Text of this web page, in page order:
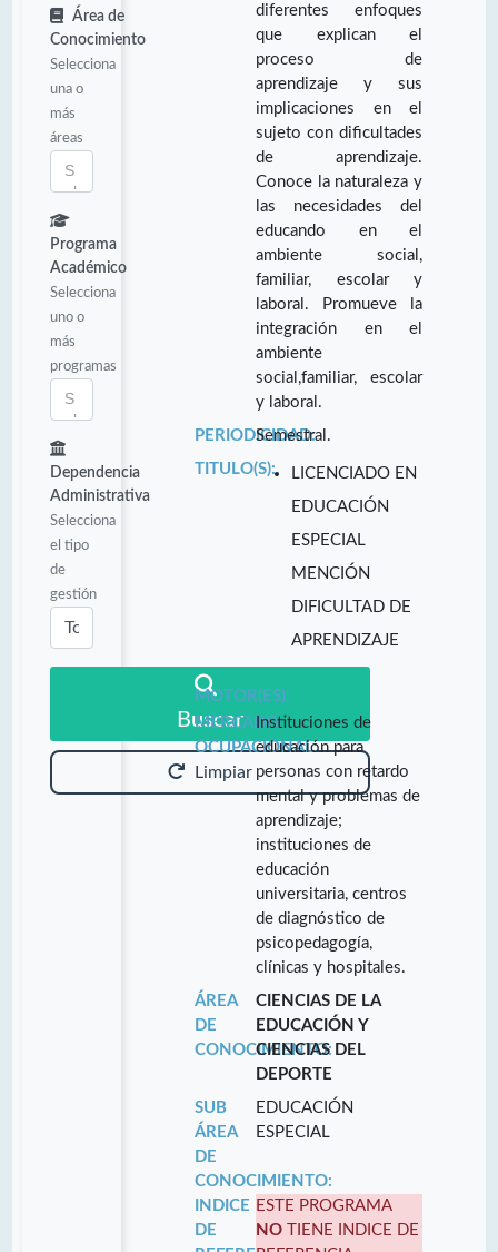
Área de
Conocimiento
Selecciona
una o
más
áreas
Programa
Académico
Selecciona
uno o
más
programas
Dependencia
Administrativa
Selecciona
el tipo
de
gestión
Buscar
Limpiar
diferentes enfoques
que explican el
proceso de
aprendizaje y sus
implicaciones en el
sujeto con dificultades
de aprendizaje.
Conoce la naturaleza y
las necesidades del
educando en el
ambiente social,
familiar, escolar y
laboral. Promueve la
integración en el
ambiente
social,familiar, escolar
y laboral.
PERIODICIDAD:
Semestral.
TITULO(S):
LICENCIADO EN
EDUCACIÓN
ESPECIAL
MENCIÓN
DIFICULTAD DE
APRENDIZAJE
MOTOR(ES):
MERCADO
OCUPACIONAL:
Instituciones de
educación para
personas con retardo
mental y problemas de
aprendizaje;
instituciones de
educación
universitaria, centros
de diagnóstico de
psicopedagogía,
clínicas y hospitales.
ÁREA
DE
CONOCIMIENTO:
CIENCIAS DE LA
EDUCACIÓN Y
CIENCIAS DEL
DEPORTE
SUB
ÁREA
DE
CONOCIMIENTO:
EDUCACIÓN
ESPECIAL
INDICE
DE
ESTE PROGRAMA
NO TIENE INDICE DE